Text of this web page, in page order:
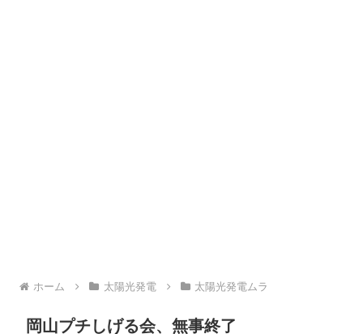
ホーム 太陽光発電 太陽光発電ムラ
岡山プチしげる会、無事終了